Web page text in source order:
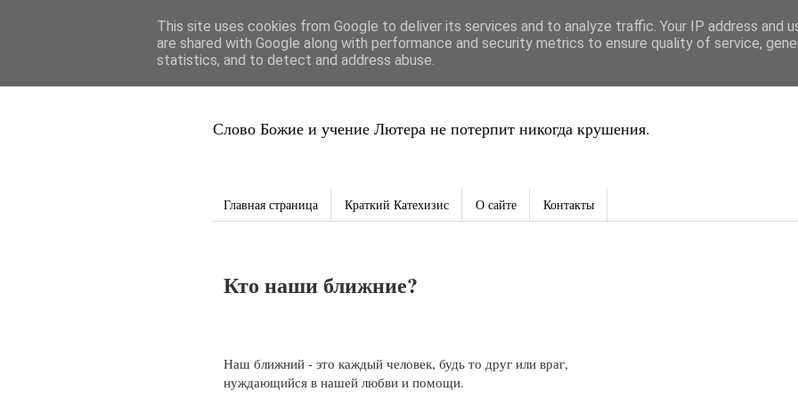
Благая Весть
Слово Божие и учение Лютера не потерпит никогда крушения.
Главная страница Краткий Катехизис О сайте Контакты
Кто наши ближние?
Наш ближний - это каждый человек, будь то друг или враг,
нуждающийся в нашей любви и помощи.
This site uses cookies from Google to deliver its services and to analyze traffic. Your IP address and
are shared with Google along with performance and security metrics to ensure quality of service,
statistics, and to detect and address abuse.